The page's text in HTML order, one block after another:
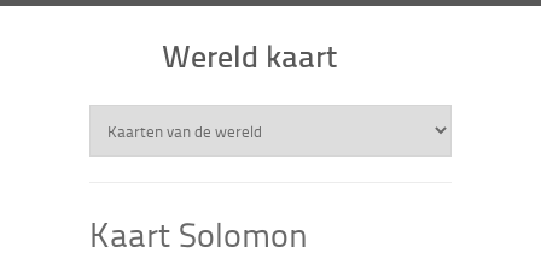
Wereld kaart
Kaart Solomon